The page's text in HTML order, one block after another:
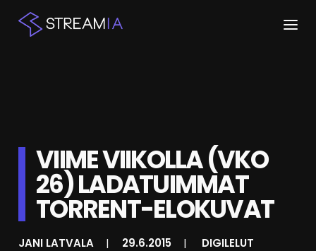
KESKUSTELU
SHOP
VIIME VIIKOLLA (VKO
26) LADATUIMMAT
TORRENT-ELOKUVAT
JANI LATVALA | 29.6.2015 | DIGILELUT